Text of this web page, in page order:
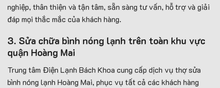
nghiệp, thân thiện và tận tâm, sẵn sàng tư vấn, hỗ trợ và giải
đáp mọi thắc mắc của khách hàng.
3. Sửa chữa bình nóng lạnh trên toàn khu vực
quận Hoàng Mai
Trung tâm Điện Lạnh Bách Khoa cung cấp dịch vụ thợ sửa
bình nóng lạnh Hoàng Mai, phục vụ tất cả các khách hàng